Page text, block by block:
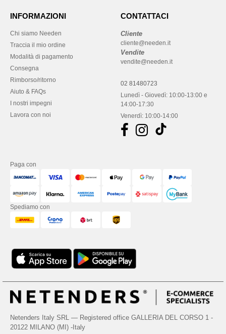
INFORMAZIONI
Chi siamo Needen
Traccia il mio ordine
Modalità di pagamento
Consegna
Rimborso/ritorno
Aiuto & FAQs
I nostri impegni
Lavora con noi
CONTATTACI
Cliente
cliente@needen.it
Vendite
vendite@needen.it
02 81480723
Lunedì - Giovedì: 10:00-13:00 e
14:00-17:30
Venerdì: 10:00-14:00
Paga con
Spediamo con
Netenders Italy SRL — Registered office GALLERIA DEL CORSO 1 -
20122 MILANO (MI) -Italy